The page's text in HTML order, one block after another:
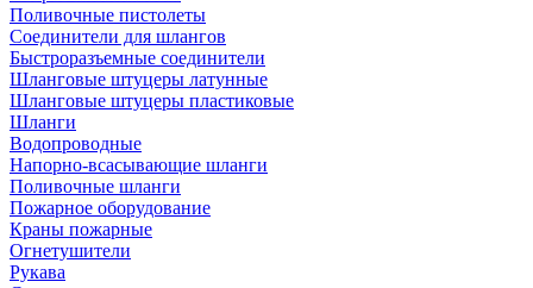
Поливочные пистолеты
Соединители для шлангов
Быстроразъемные соединители
Шланговые штуцеры латунные
Шланговые штуцеры пластиковые
Шланги
Водопроводные
Напорно-всасывающие шланги
Поливочные шланги
Пожарное оборудование
Краны пожарные
Огнетушители
Рукава